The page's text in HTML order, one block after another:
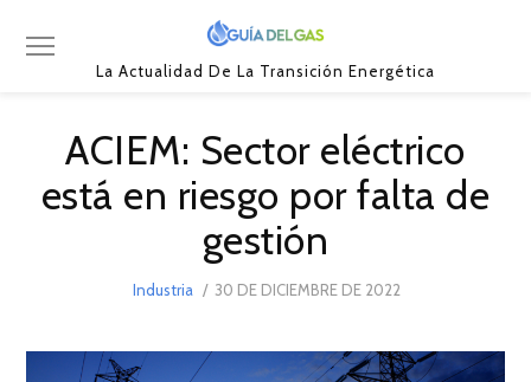
La Actualidad De La Transición Energética
ACIEM: Sector eléctrico
está en riesgo por falta de
gestión
Industria
POSTED
30 DE DICIEMBRE DE 2022
DE